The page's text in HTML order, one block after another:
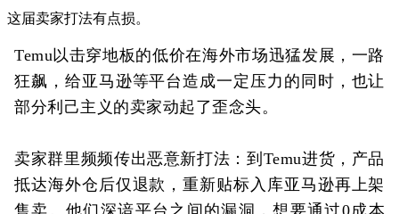
这届卖家打法有点损。
Temu以击穿地板的低价在海外市场迅猛发展，一路
狂飙，给亚马逊等平台造成一定压力的同时，也让
部分利己主义的卖家动起了歪念头。
卖家群里频频传出恶意新打法：到Temu进货，产品
抵达海外仓后仅退款，重新贴标入库亚马逊再上架
售卖。他们深谙平台之间的漏洞，想要通过0成本